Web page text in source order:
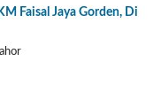
Faisal Jaya Gorden, Di